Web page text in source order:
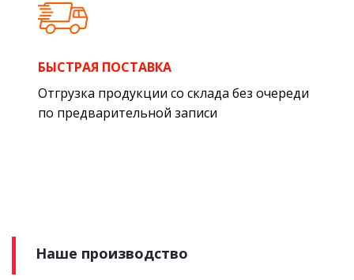
БЫСТРАЯ ПОСТАВКА
Отгрузка продукции со склада без очереди
по предварительной записи
Наше производство